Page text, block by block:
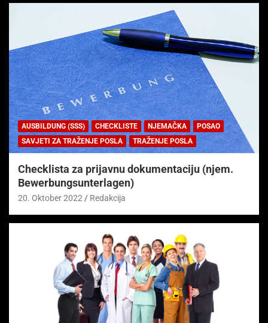
AUSBILDUNG (SSS) CHECKLISTE NJEMAČKA
POSAO
SAVJETI ZA TRAŽENJE POSLA
TRAŽENJE POSLA
Checklista za prijavnu dokumentaciju (njem.
Bewerbungsunterlagen)
20. Oktober 2022 Redakcija